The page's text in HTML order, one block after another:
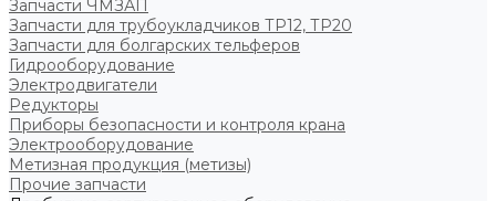
Запчасти ЧМЗАП
Запчасти для трубоукладчиков ТР12, ТР20
Запчасти для болгарских тельферов
Гидрооборудование
Электродвигатели
Редукторы
Приборы безопасности и контроля крана
Электрооборудование
Метизная продукция (метизы)
Прочие запчасти